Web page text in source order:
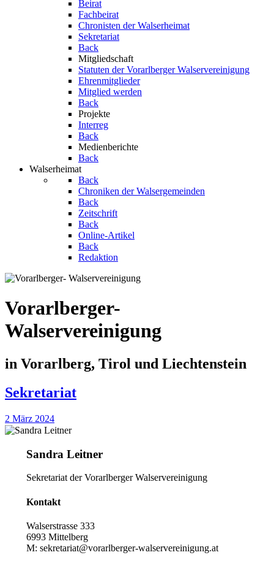
Beirat
Fachbeirat
Chronisten der Walserheimat
Sekretariat
Back
Mitgliedschaft
Statuten der Vorarlberger Walservereinigung
Ehrenmitglieder
Mitglied werden
Back
Projekte
Interreg
Back
Medienberichte
Back
Walserheimat
Back
Chroniken der Walsergemeinden
Back
Zeitschrift
Back
Online-Artikel
Back
Redaktion
Vorarlberger-
Walservereinigung
in Vorarlberg, Tirol und Liechtenstein
Sekretariat
2 März 2024
Sandra Leitner
Sekretariat der Vorarlberger Walservereinigung
Kontakt
Walserstrasse 333
6993 Mittelberg
M: sekretariat@vorarlberger-walservereinigung.at